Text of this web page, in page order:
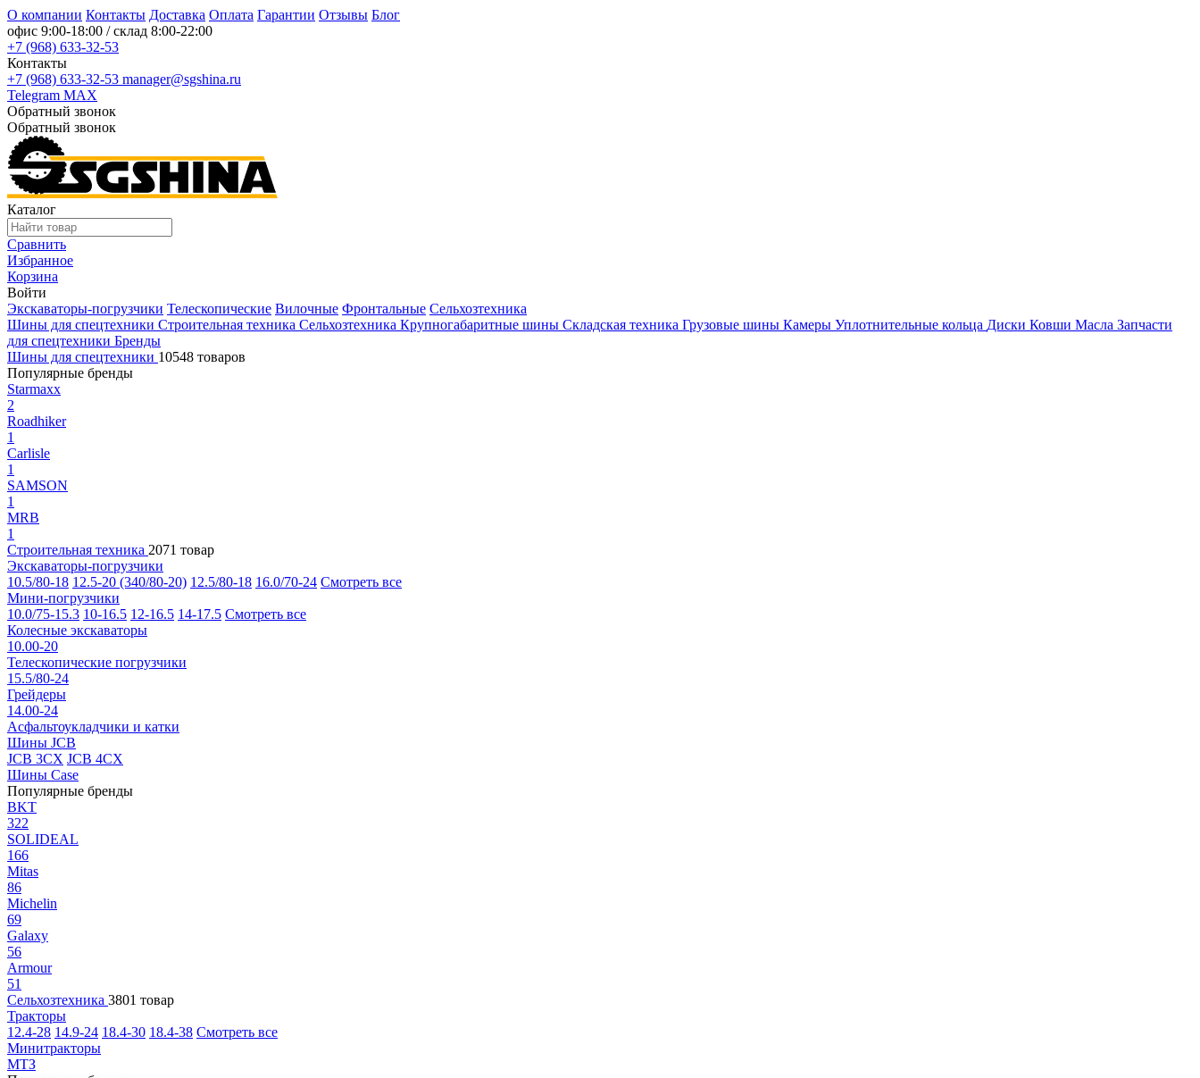
О компании Контакты Доставка Оплата Гарантии Отзывы Блог
офис 9:00-18:00 / склад 8:00-22:00
+7 (968) 633-32-53
Контакты
+7 (968) 633-32-53 manager@sgshina.ru
Telegram MAX
Обратный звонок
Обратный звонок
Каталог
Сравнить
Избранное
Корзина
Войти
Экскаваторы-погрузчики Телескопические Вилочные Фронтальные Сельхозтехника
Шины для спецтехники Строительная техника Сельхозтехника Крупногабаритные шины Складская техника Грузовые шины Камеры Уплотнительные кольца Диски Ковши Масла Запчасти
для спецтехники Бренды
Шины для спецтехники 10548 товаров
Популярные бренды
Starmaxx
2
Roadhiker
1
Carlisle
1
SAMSON
1
MRB
1
Строительная техника 2071 товар
Экскаваторы-погрузчики
10.5/80-18 12.5-20 (340/80-20) 12.5/80-18 16.0/70-24 Смотреть все
Мини-погрузчики
10.0/75-15.3 10-16.5 12-16.5 14-17.5 Смотреть все
Колесные экскаваторы
10.00-20
Телескопические погрузчики
15.5/80-24
Грейдеры
14.00-24
Асфальтоукладчики и катки
Шины JCB
JCB 3CX JCB 4CX
Шины Case
Популярные бренды
BKT
322
SOLIDEAL
166
Mitas
86
Michelin
69
Galaxy
56
Armour
51
Сельхозтехника 3801 товар
Тракторы
12.4-28 14.9-24 18.4-30 18.4-38 Смотреть все
Минитракторы
МТЗ